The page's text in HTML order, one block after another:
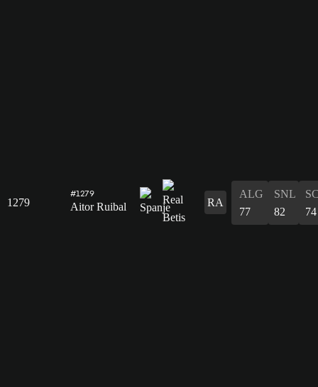
1279
#1279
Aitor Ruibal RA
ALG
77
SNL
82
74